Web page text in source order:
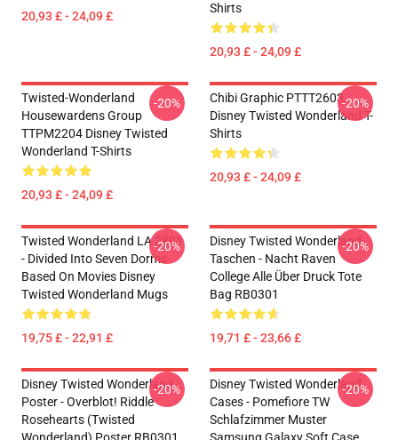
20,93 £ - 24,09 £
Shirts
20,93 £ - 24,09 £
Twisted-Wonderland
Housewardens Group
TTPM2204 Disney Twisted
Wonderland T-Shirts
20,93 £ - 24,09 £
-20%
Chibi Graphic PTTT2603
Disney Twisted Wonderland T-
Shirts
20,93 £ - 24,09 £
-20%
Twisted Wonderland LA 2801
- Divided Into Seven Dorms
Based On Movies Disney
Twisted Wonderland Mugs
19,75 £ - 22,91 £
-20%
Disney Twisted Wonderland
Taschen - Nacht Raven
College Alle Über Druck Tote
Bag RB0301
19,71 £ - 23,66 £
-20%
Disney Twisted Wonderland
Poster - Overblot! Riddle
Rosehearts (Twisted
-20%
Disney Twisted Wonderland
Cases - Pomefiore TW
Schlafzimmer Muster
-20%